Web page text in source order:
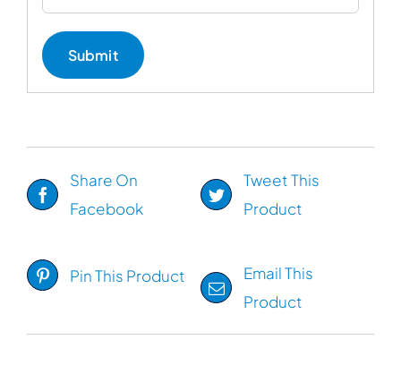
Share On
Facebook
Tweet This
Product
Pin This Product
Email This
Product